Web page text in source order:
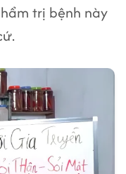
trị bệnh này